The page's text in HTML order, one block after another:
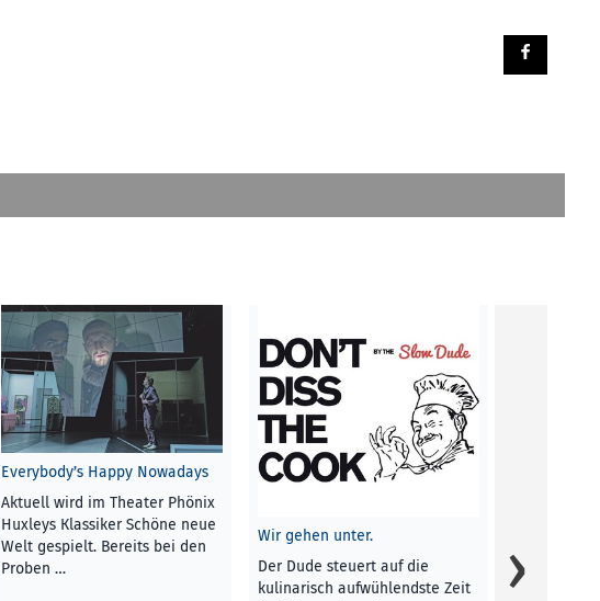
Everybody’s Happy Nowadays
Aktuell wird im Theater Phönix
Huxleys Klassiker Schöne neue
Welt gespielt. Bereits bei den
Proben …
Wir gehen unter.
Der Dude steuert auf die
kulinarisch aufwühlendste Zeit